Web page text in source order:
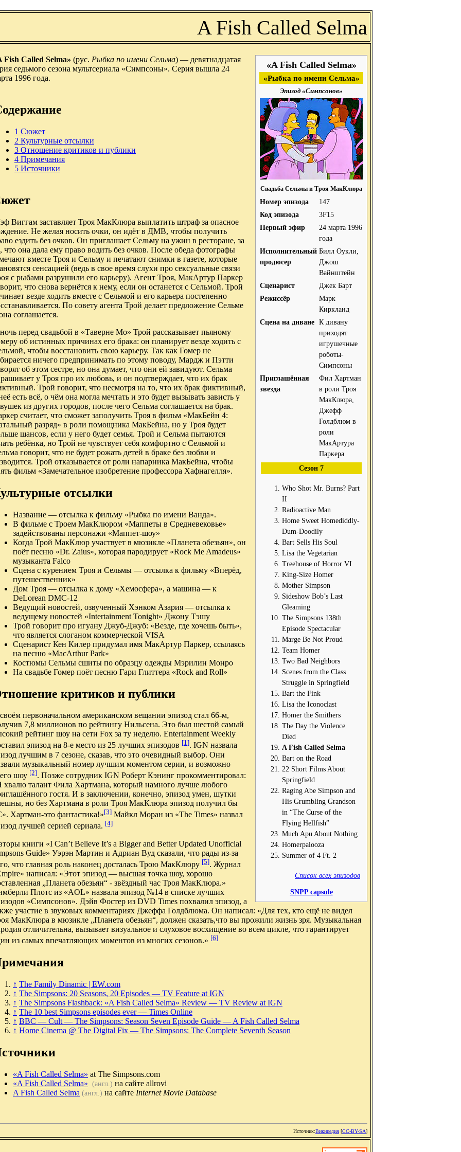
A Fish Called Selma
«A Fish Called Selma»
«Рыбка по имени Сельма»
Эпизод «Симпсонов»
Свадьба Сельмы и Троя МакКлюра
Номер эпизода
147
Код эпизода
3F15
Первый эфир
24 марта 1996
года
Исполнительный
продюсер
Билл Оукли,
Джош
Вайнштейн
Сценарист
Джек Барт
Режиссёр
Марк
Киркланд
Сцена на диване К дивану
приходят
игрушечные
роботы-
Симпсоны
Приглашённая
звезда
Фил Хартман
в роли Троя
МакКлюра,
Джефф
Голдблюм в
роли
МакАртура
Паркера
Сезон 7
Who Shot Mr. Burns? Part
II
Radioactive Man
Home Sweet Homediddly-
Dum-Doodily
Bart Sells His Soul
Lisa the Vegetarian
Treehouse of Horror VI
King-Size Homer
Mother Simpson
Sideshow Bob’s Last
Gleaming
The Simpsons 138th
Episode Spectacular
Marge Be Not Proud
Team Homer
Two Bad Neighbors
Scenes from the Class
Struggle in Springfield
Bart the Fink
Lisa the Iconoclast
Homer the Smithers
The Day the Violence
Died
A Fish Called Selma
Bart on the Road
22 Short Films About
Springfield
Raging Abe Simpson and
His Grumbling Grandson
in “The Curse of the
Flying Hellfish”
Much Apu About Nothing
Homerpalooza
Summer of 4 Ft. 2
Список всех эпизодов
SNPP capsule
Fish Called Selma» (рус. Рыбка по имени Сельма) — девятнадцатая
седьмого сезона мультсериала «Симпсоны». Серия вышла 24
1996 года.
1 Сюжет
2 Культурные отсылки
3 Отношение критиков и публики
4 Примечания
5 Источники
Виггам заставляет Троя МакКлюра выплатить штраф за опасное
Не желая носить очки, он идёт в ДМВ, чтобы получить
ездить без очков. Он приглашает Сельму на ужин в ресторане, за
что она дала ему право водить без очков. После обеда фотографы
вместе Троя и Сельму и печатают снимки в газете, которые
сенсацией (ведь в свое время слухи про сексуальные связи
с рыбами разрушили его карьеру). Агент Троя, МакАртур Паркер
что снова вернётся к нему, если он останется с Сельмой. Трой
везде ходить вместе с Сельмой и его карьера постепенно
По совету агента Трой делает предложение Сельме
соглашается.
перед свадьбой в «Таверне Мо» Трой рассказывает пьяному
об истинных причинах его брака: он планирует везде ходить с
чтобы восстановить свою карьеру. Так как Гомер не
ничего предпринимать по этому поводу, Мардж и Пэтти
об этом сестре, но она думает, что они ей завидуют. Сельма
у Троя про их любовь, и он подтверждает, что их брак
Трой говорит, что несмотря на то, что их брак фиктивный,
есть всё, о чём она могла мечтать и это будет вызывать зависть у
из других городов, после чего Сельма соглашается на брак.
считает, что сможет заполучить Троя в фильм «МакБейн 4:
разряд» в роли помощника МакБейна, но у Троя будет
шансов, если у него будет семья. Трой и Сельма пытаются
ребёнка, но Трой не чувствует себя комфортно с Сельмой и
говорит, что не будет рожать детей в браке без любви и
Трой отказывается от роли напарника МакБейна, чтобы
фильм «Замечательное изобретение профессора Хафнагелля».
отсылки
Название — отсылка к фильму «Рыбка по имени Ванда».
В фильме с Троем МакКлюром «Маппеты в Средневековье»
задействованы персонажи «Маппет-шоу»
Когда Трой МакКлюр участвует в мюзикле «Планета обезьян», он
поёт песню «Dr. Zaius», которая пародирует «Rock Me Amadeus»
музыканта Falco
Сцена с курением Троя и Сельмы — отсылка к фильму «Вперёд,
путешественник»
Дом Троя — отсылка к дому «Хемосфера», а машина — к
DeLorean DMC-12
Ведущий новостей, озвученный Хэнком Азария — отсылка к
ведущему новостей «Intertainment Tonight» Джону Тэшу
Трой говорит про игуану Джуб-Джуб: «Везде, где хочешь быть»,
что является слоганом коммерческой VISA
Сценарист Кен Килер придумал имя МакАртур Паркер, ссылаясь
на песню «MacArthur Park»
Костюмы Сельмы сшиты по образцу одежды Мэрилин Монро
На свадьбе Гомер поёт песню Гари Глиттера «Rock and Roll»
критиков и публики
первоначальном американском вещании эпизод стал 66-м,
7,8 миллионов по рейтингу Нильсена. Это был шестой самый
рейтинг шоу на сети Fox за ту неделю. Entertainment Weekly
эпизод на 8-е место из 25 лучших эпизодов [1]. IGN назвала
лучшим в 7 сезоне, сказав, что это очевидный выбор. Они
музыкальный номер лучшим моментом серии, и возможно
шоу [2]. Позже сотрудник IGN Роберт Кэнинг прокомментировал:
хвалю талант Фила Хартмана, который намного лучше любого
гостя. И в заключении, конечно, эпизод умен, шутки
но без Хартмана в роли Троя МакКлюра эпизод получил бы
Хартман-это фантастика!»[3] Майкл Моран из «The Times» назвал
лучшей серией сериала. [4]
книги «I Can’t Believe It’s a Bigger and Better Updated Unofficial
Guide» Уэрэн Мартин и Адриан Вуд сказали, что рады из-за
что главная роль наконец досталась Трою МакКлюру [5]. Журнал
написал: «Этот эпизод — высшая точка шоу, хорошо
„Планета обезьян“ - звёздный час Троя МакКлюра.»
Плотс из «AOL» назвала эпизод №14 в списке лучших
«Симпсонов». Дэйв Фостер из DVD Times похвалил эпизод, а
участие в звуковых комментариях Джеффа Голдблюма. Он написал: «Для тех, кто ещё не видел
МакКлюра в мюзикле „Планета обезьян“, должен сказать,что вы прожили жизнь зря. Музыкальная
отличительна, вызывает визуальное и слуховое восхищение во всем цикле, что гарантирует
из самых впечатляющих моментов из многих сезонов.» [6]
↑ The Family Dinamic | EW.com
↑ The Simpsons: 20 Seasons, 20 Episodes — TV Feature at IGN
↑ The Simpsons Flashback: «A Fish Called Selma» Review — TV Review at IGN
↑ The 10 best Simpsons episodes ever — Times Online
↑ BBC — Cult — The Simpsons: Season Seven Episode Guide — A Fish Called Selma
↑ Home Cinema @ The Digital Fix — The Simpsons: The Complete Seventh Season
«A Fish Called Selma» at The Simpsons.com
«A Fish Called Selma» (англ.) на сайте allrovi
A Fish Called Selma (англ.) на сайте Internet Movie Database
Источник:Википедия [CC-BY-SA]